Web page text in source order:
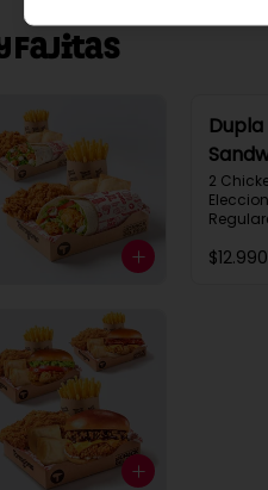
Fajitas
2
$12.990